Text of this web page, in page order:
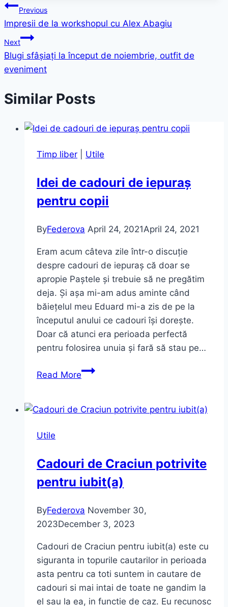
Post
navigation
Previous
Impresii de la workshopul cu Alex Abagiu
Next
Blugi sfâșiați la început de noiembrie, outfit de
eveniment
Similar Posts
Timp liber Utile
Idei de cadouri de iepuraș
pentru copii
ByFederova April 24, 2021April 24, 2021
Eram acum câteva zile într-o discuție
despre cadouri de iepuraș că doar se
apropie Paștele și trebuie să ne pregătim
deja. Și așa mi-am adus aminte când
băiețelul meu Eduard mi-a zis de pe la
începutul anului ce cadouri își dorește.
Doar că atunci era perioada perfectă
pentru folosirea unuia și fară să stau pe…
Read MoreIdei
de
Utile
Cadouri de Craciun potrivite
pentru iubit(a)
ByFederova November 30,
2023December 3, 2023
Cadouri de Craciun pentru iubit(a) este cu
siguranta in topurile cautarilor in perioada
asta pentru ca toti suntem in cautare de
cadouri si mai intai de toate ne gandim la
el sau la ea, in functie de caz. Eu recunosc